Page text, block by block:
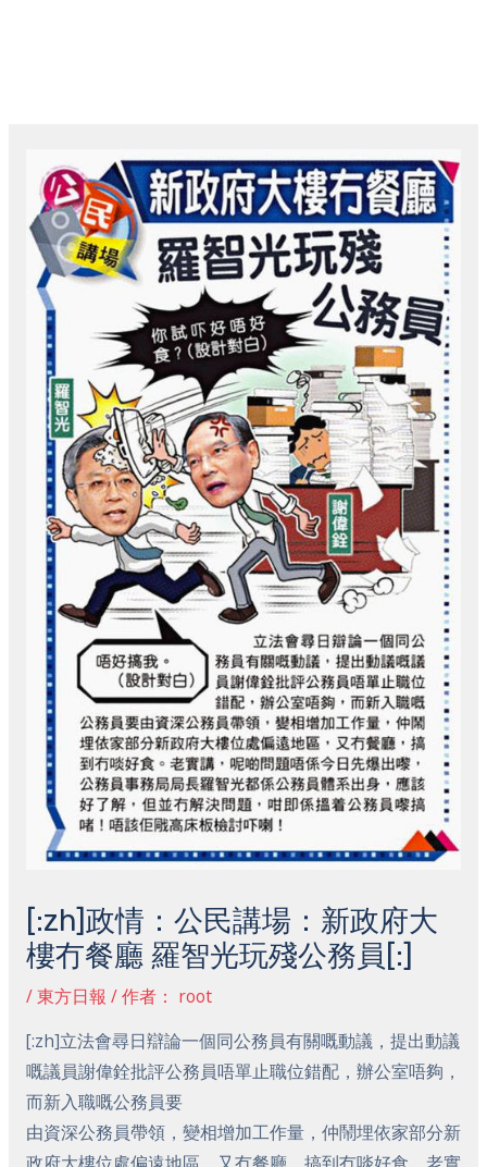
[:zh]政情：公民講場：新政府大
樓冇餐廳 羅智光玩殘公務員[:]
/東方日報 / 作者： root
[:zh]立法會尋日辯論一個同公務員有關嘅動議，提出動議
嘅議員謝偉銓批評公務員唔單止職位錯配，辦公室唔夠，
而新入職嘅公務員要
由資深公務員帶領，變相增加工作量，仲鬧埋依家部分新